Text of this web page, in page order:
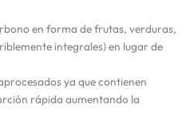
en forma de frutas, verduras,
integrales) en lugar de
ya que contienen
rápida aumentando la